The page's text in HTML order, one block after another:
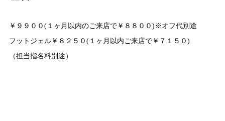
￥９９００(１ヶ月以内のご来店で￥８８００)※オフ代別途
フットジェル￥８２５０(１ヶ月以内ご来店で￥７１５０)
（担当指名料別途）